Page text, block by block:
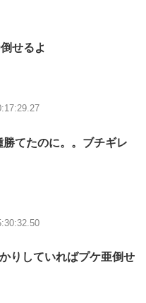
せるよ
てたのに。。ブチギレ
りしていればプケ亜倒せ